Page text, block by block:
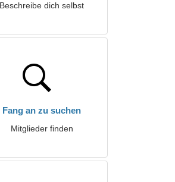
Beschreibe dich selbst
Fang an zu suchen
Mitglieder finden